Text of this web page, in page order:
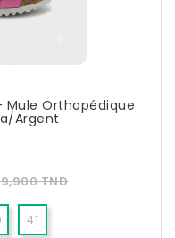
Mule Orthopédique
Argent
TNDPrix
41